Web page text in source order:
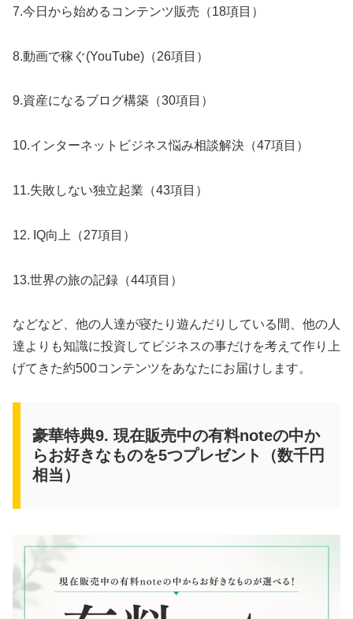
7.今日から始めるコンテンツ販売（18項目）
8.動画で稼ぐ(YouTube)（26項目）
9.資産になるブログ構築（30項目）
10.インターネットビジネス悩み相談解決（47項目）
11.失敗しない独立起業（43項目）
12. IQ向上（27項目）
13.世界の旅の記録（44項目）
などなど、他の人達が寝たり遊んだりしている間、他の人
達よりも知識に投資してビジネスの事だけを考えて作り上
げてきた約500コンテンツをあなたにお届けします。
豪華特典9. 現在販売中の有料noteの中か
らお好きなものを5つプレゼント（数千円
相当）